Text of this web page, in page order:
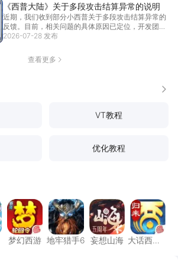
《西普大陆》关于多段攻击结算异常的说明
近期，我们收到部分小西普关于多段攻击结算异常的
反馈。目前，相关问题的具体原因已定位，开发团队
正在加紧... [详情]
2026-07-28 发布
查看更多
更多
VT教程
优化教程
江湖：觉醒
梦幻西游
梦幻西游
地牢猎手6
地牢猎手6
妄想山海
妄想山海
大话
大话西